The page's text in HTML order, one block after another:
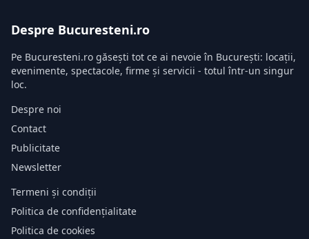
Despre Bucuresteni.ro
Pe Bucuresteni.ro găsești tot ce ai nevoie în București: locații,
evenimente, spectacole, firme și servicii - totul într-un singur
loc.
Despre noi
Contact
Publicitate
Newsletter
Termeni și condiții
Politica de confidențialitate
Politica de cookies